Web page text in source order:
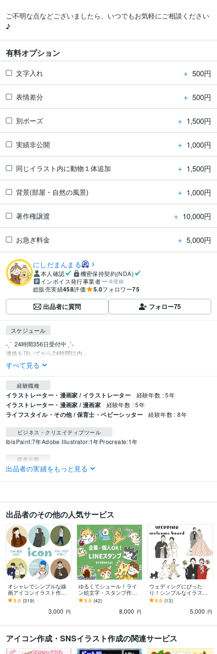
ご不明な点などございましたら、いつでもお気軽にご相談ください
♪
有料オプション
文字入れ ＋ 500円
表情差分 ＋ 500円
別ポーズ ＋ 1,500円
実績非公開 ＋ 1,000円
同じイラスト内に動物１体追加 ＋ 1,500円
背景(部屋・自然の風景) ＋ 1,000円
著作権譲渡 ＋ 10,000円
お急ぎ料金 ＋ 5,000円
にしだまんまる
本人確認
機密保持契約(NDA)
インボイス発行事業者
未登録
総販売実績458評価 5.0フォロワー75
出品者に質問 フォロー75
スケジュール
˗ˏˋ  24時間356日受付中 ˎˊ˗
連絡を頂いてから24時間以内...
すべて見る
経験職種
イラストレーター・漫画家 / イラストレーター 経験年数 : 5年
イラストレーター・漫画家 / 漫画家 経験年数 : 5年
ライフスタイル・その他 / 保育士・ベビーシッター 経験年数 : 8年
ビジネス・クリエイティブツール
ibisPaint:7年Adobe Illustrator:1年Procreate:1年
得意分野
イラスト作成・漫画制作 イラスト作成
出品者の実績をもっと見る
出品者のその他の人気サービス
オシャレでシンプルな線
画アイコンイラスト作成
します カラー・小物無
料・修正無制限！各工程
で確認できるから安心◎
5.0 (319)
3,000 円
ゆるくてシュール！ライ
ン絵文字・スタンプ作成
します ペットや似顔絵、
企業のオリジナルキャラ
クターをスタンプに◎
5.0 (42)
8,000 円
ウェディングにぴった
り！シンプルなイラスト
描きます 追加料金なし◎
ウェルカムボードや思い
5.0 (13)
5,000 円
アイコン作成・SNSイラスト作成の関連サービス